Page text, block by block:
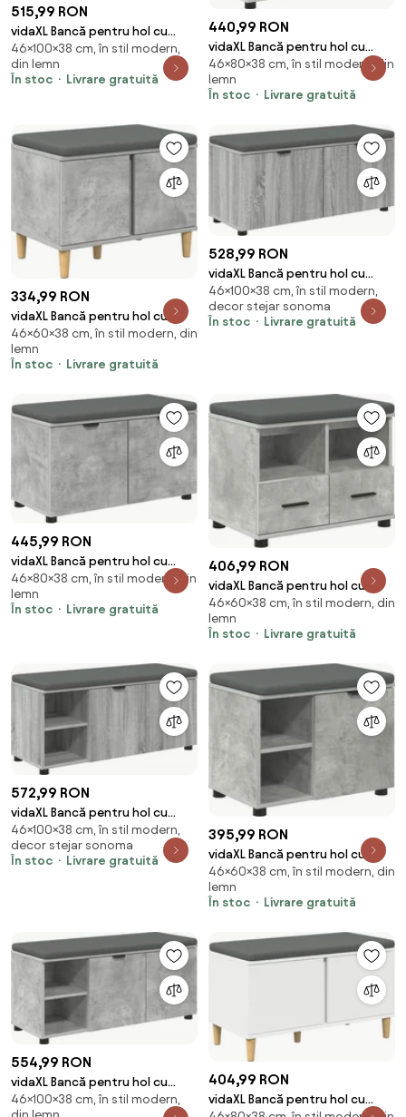
515,99 RON
vidaXL Bancă pentru hol cu
pernă cu raft Gri Beton 100 x 38
x 46 cm
46×100×38 cm, în stil modern,
din lemn
În stoc
Livrare gratuită
440,99 RON
vidaXL Bancă pentru hol cu
pernă cu sertar Gri Beton 80 x
38 x 46 cm
46×80×38 cm, în stil modern, din
lemn
În stoc
Livrare gratuită
334,99 RON
vidaXL Bancă pentru hol cu
pernă cu ușă Gri Beton 60 x 38
x 46 cm
46×60×38 cm, în stil modern, din
lemn
În stoc
Livrare gratuită
528,99 RON
vidaXL Bancă pentru hol cu
pernă cu raft Sonoma gri 100 x
38 x 46 cm
46×100×38 cm, în stil modern,
decor stejar sonoma
În stoc
Livrare gratuită
445,99 RON
vidaXL Bancă pentru hol cu
pernă cu raft Gri Beton 80 x 38
x 46 cm
46×80×38 cm, în stil modern, din
lemn
În stoc
Livrare gratuită
406,99 RON
vidaXL Bancă pentru hol cu
pernă cu sertar Gri Beton 60 x
38 x 46 cm
46×60×38 cm, în stil modern, din
lemn
În stoc
Livrare gratuită
572,99 RON
vidaXL Bancă pentru hol cu
pernă cu raft Sonoma gri 100 x
38 x 46 cm
46×100×38 cm, în stil modern,
decor stejar sonoma
În stoc
Livrare gratuită
395,99 RON
vidaXL Bancă pentru hol cu
pernă cu raft Gri Beton 60 x 38
x 46 cm
46×60×38 cm, în stil modern, din
lemn
În stoc
Livrare gratuită
554,99 RON
vidaXL Bancă pentru hol cu
pernă cu raft Gri Beton 100 x 38
46×100×38 cm, în stil modern,
404,99 RON
vidaXL Bancă pentru hol cu